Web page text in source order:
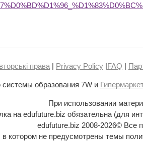
права | Privacy Policy |FAQ |
образования 7W и
При использовании
на edufuture.biz обязательна (для
edufuture.biz 2008-2026© Все
котором не предусмотрены темы